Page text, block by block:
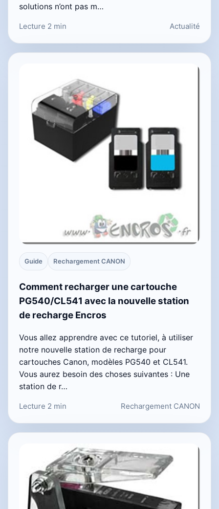
solutions n’ont pas m…
Lecture 2 min Actualité
Guide Rechargement CANON
Comment recharger une cartouche
PG540/CL541 avec la nouvelle station
de recharge Encros
Vous allez apprendre avec ce tutoriel, à utiliser
notre nouvelle station de recharge pour
cartouches Canon, modèles PG540 et CL541.
Vous aurez besoin des choses suivantes : Une
station de r…
Lecture 2 min Rechargement CANON